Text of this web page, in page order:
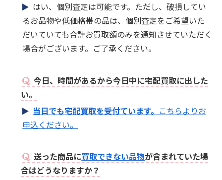
はい、個別査定は可能です。ただし、破損してい
るお品物や低価格帯の品は、個別査定をご希望いた
だいていても合計お買取額のみを通知させていただく
場合がございます。ご了承ください。
今日、時間があるから今日中に宅配買取に出した
い。
当日でも宅配買取を受付ています。 こちらよりお
申込ください。
送った商品に買取できない品物が含まれていた場
合はどうなりますか？